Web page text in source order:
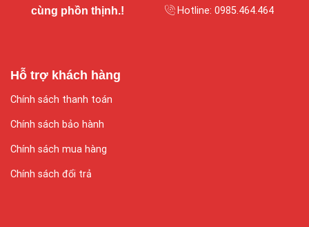
cùng phồn thịnh.!
Hotline: 0985.464.464
Hỗ trợ khách hàng
Chính sách thanh toán
Chính sách bảo hành
Chính sách mua hàng
Chính sách đổi trả